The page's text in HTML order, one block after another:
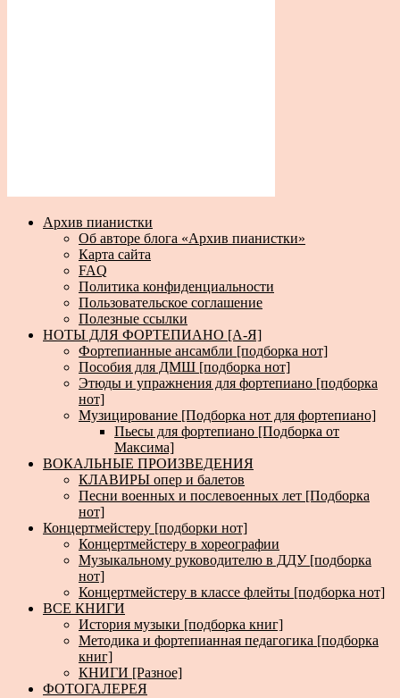
Архив пианистки
Об авторе блога «Архив пианистки»
Карта сайта
FAQ
Политика конфиденциальности
Пользовательское соглашение
Полезные ссылки
НОТЫ ДЛЯ ФОРТЕПИАНО [А-Я]
Фортепианные ансамбли [подборка нот]
Пособия для ДМШ [подборка нот]
Этюды и упражнения для фортепиано [подборка
нот]
Музицирование [Подборка нот для фортепиано]
Пьесы для фортепиано [Подборка от
Максима]
ВОКАЛЬНЫЕ ПРОИЗВЕДЕНИЯ
КЛАВИРЫ опер и балетов
Песни военных и послевоенных лет [Подборка
нот]
Концертмейстеру [подборки нот]
Концертмейстеру в хореографии
Музыкальному руководителю в ДДУ [подборка
нот]
Концертмейстеру в классе флейты [подборка нот]
ВСЕ КНИГИ
История музыки [подборка книг]
Методика и фортепианная педагогика [подборка
книг]
КНИГИ [Разное]
ФОТОГАЛЕРЕЯ